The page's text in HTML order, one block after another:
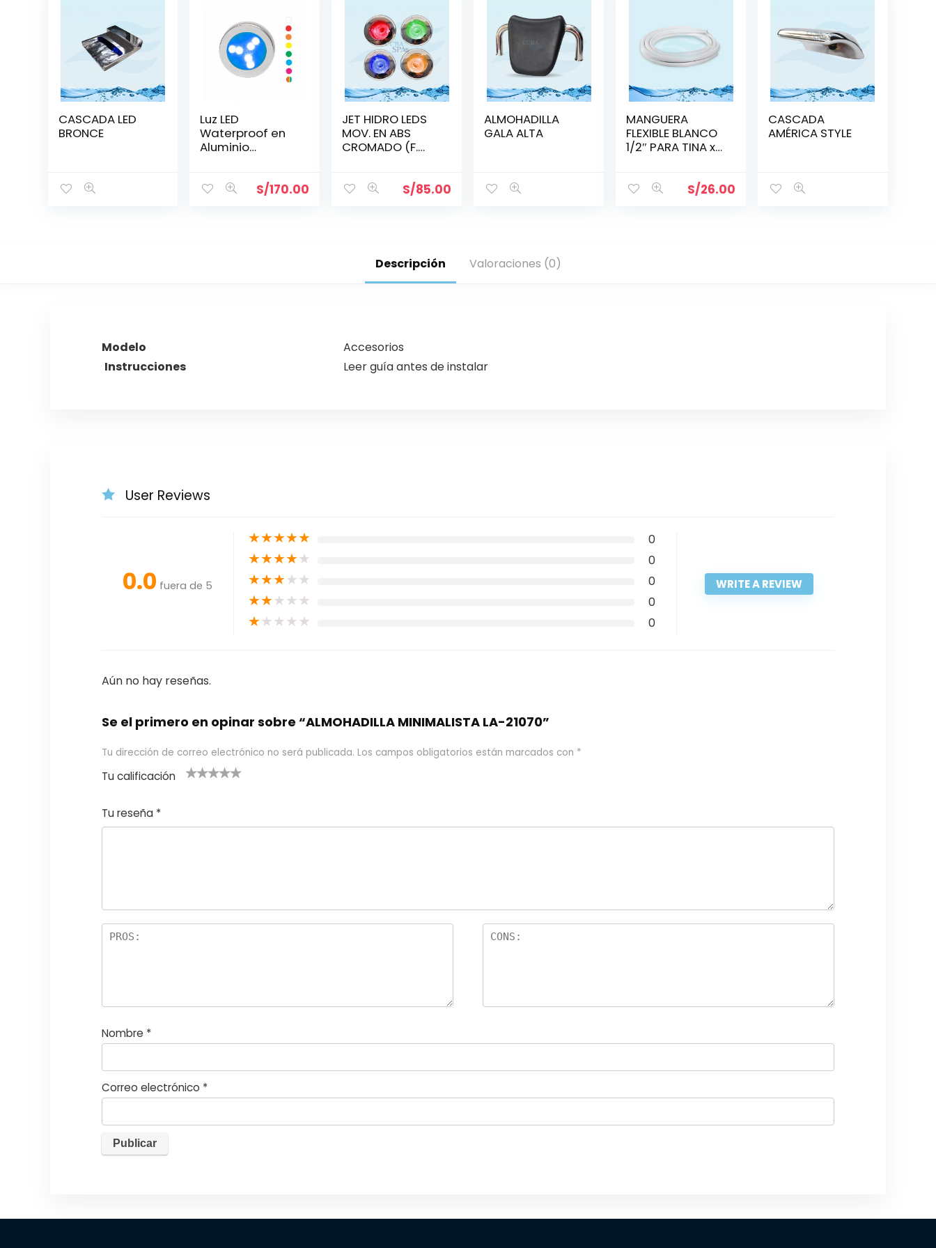
CASCADA LED
BRONCE
Luz LED
Waterproof en
Aluminio
S/170.00
JET HIDRO LEDS
MOV. EN ABS
CROMADO (F.
(1X1/2)» «LG»
S/85.00
ALMOHADILLA
GALA ALTA
MANGUERA
FLEXIBLE BLANCO
1/2″ PARA TINA x
S/26.00
CASCADA
AMÉRICA STYLE
Descripción Valoraciones (0)
Modelo
Accesorios
Instrucciones
Leer guía antes de instalar
User Reviews
0.0 fuera de 5
★★★★★ 0
★★★★★ 0
★★★★★ 0
★★★★★ 0
★★★★★ 0
WRITE A REVIEW
Aún no hay reseñas.
Se el primero en opinar sobre “ALMOHADILLA MINIMALISTA LA-21070”
Tu dirección de correo electrónico no será publicada. Los campos obligatorios están marcados con *
Tu calificación
e
el
5
las
s
Tu reseña *
Nombre *
Correo electrónico *